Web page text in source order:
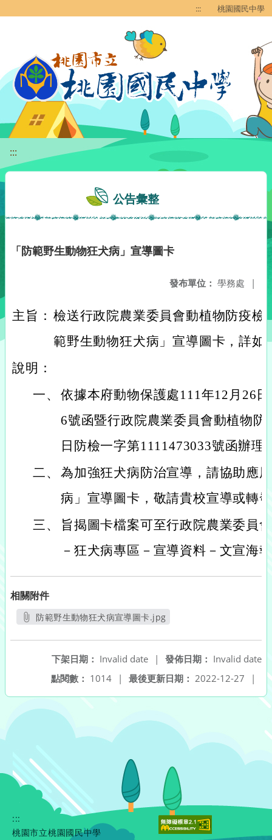
::: 桃園國民中學
:::
公告彙整
「防範野生動物狂犬病」宣導圖卡
發布單位： 學務處 |
主旨： 檢送行政院農業委員會動植物防疫檢
範野生動物狂犬病」宣導圖卡，詳如
說明：
一、 依據本府動物保護處111年12月26
6號函暨行政院農業委員會動植物防
日防檢一字第1111473033號函辦理
二、 為加強狂犬病防治宣導，請協助應
病」宣導圖卡，敬請貴校宣導或轉
三、
旨揭圖卡檔案可至行政院農業委員
－狂犬病專區－宣導資料－文宣海
相關附件
防範野生動物狂犬病宣導圖卡.jpg
發佈日期： Invalid date
下架日期： Invalid date
|
最後更新日期： 2022-12-27 |
點閱數： 1014 |
:::
桃園市立桃園國民中學